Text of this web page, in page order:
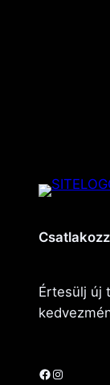
Értesülj új